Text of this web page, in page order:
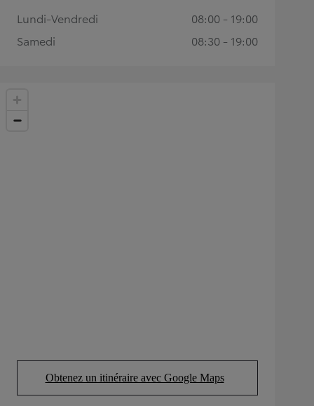
Obtenez un itinéraire avec Google Maps
(Opens in new tab)
Lundi-Vendredi
08:00 - 19:00
Samedi
08:30 - 19:00